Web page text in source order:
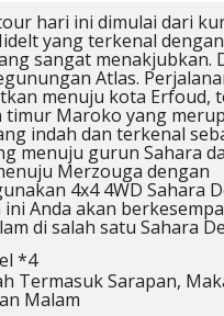
hari ini dimulai dari
yang terkenal
sangat menakjubkan.
Atlas.
menuju kota Erfoud,
timur Maroko yang
indah dan terkenal
menuju gurun Sahara
Merzouga dengan
4x4 4WD Sahara
ini Anda akan
di salah satu Sahara
*4
TermasukSarapan,
Malam